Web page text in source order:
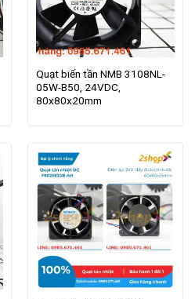
Quạt biến tần NMB 3108NL-
05W-B50, 24VDC,
80x80x20mm